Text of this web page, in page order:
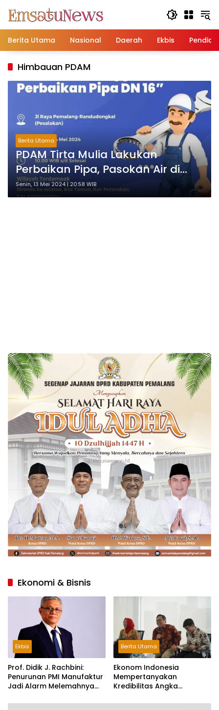
konten
Berita Utama
Nasional Daerah Ekbis
Himbauan PDAM
Berita Utama
PDAM Tirta Mulia Lakukan
Perbaikan Pipa, Pasokan Air di
Pemalang Akan Terganggu
Senin, 13 Mei 2024 | 20:58 WIB
Ekonomi & Bisnis
Ekbis
Prof. Didik J. Rachbini:
Penurunan PMI Manufaktur
Jadi Alarm Melemahnya
Berita Utama
Ekonom Indonesia
Mempertanyakan
Kredibilitas Angka
Tumbuh Tapi Rapuh